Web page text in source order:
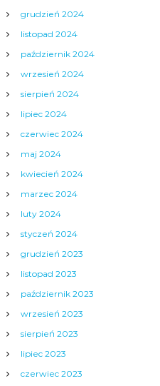
grudzień 2024
listopad 2024
październik 2024
wrzesień 2024
sierpień 2024
lipiec 2024
czerwiec 2024
maj 2024
kwiecień 2024
marzec 2024
luty 2024
styczeń 2024
grudzień 2023
listopad 2023
październik 2023
wrzesień 2023
sierpień 2023
lipiec 2023
czerwiec 2023